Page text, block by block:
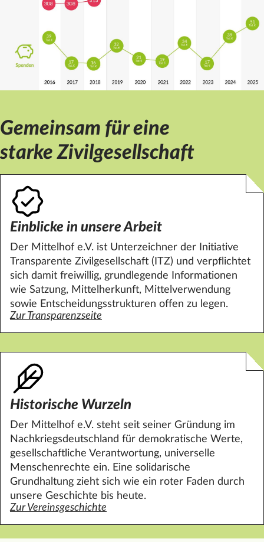
Gemeinsam für eine
starke Zivilgesellschaft
Einblicke in unsere Arbeit
Der Mittelhof e.V. ist Unterzeichner der Initiative
Transparente Zivilgesellschaft (ITZ) und verpflichtet
sich damit freiwillig, grundlegende Informationen
wie Satzung, Mittelherkunft, Mittelverwendung
sowie Entscheidungsstrukturen offen zu legen.
Zur Transparenzseite
Historische Wurzeln
Der Mittelhof e.V. steht seit seiner Gründung im
Nachkriegsdeutschland für demokratische Werte,
gesellschaftliche Verantwortung, universelle
Menschenrechte ein. Eine solidarische
Grundhaltung zieht sich wie ein roter Faden durch
unsere Geschichte bis heute.
Zur Vereinsgeschichte